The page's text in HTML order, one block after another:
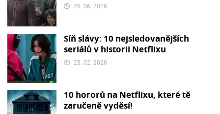
26. 06. 2026
Síň slávy: 10 nejsledovanějších
seriálů v historii Netflixu
23. 02. 2026
10 hororů na Netflixu, které tě
zaručeně vyděsí!